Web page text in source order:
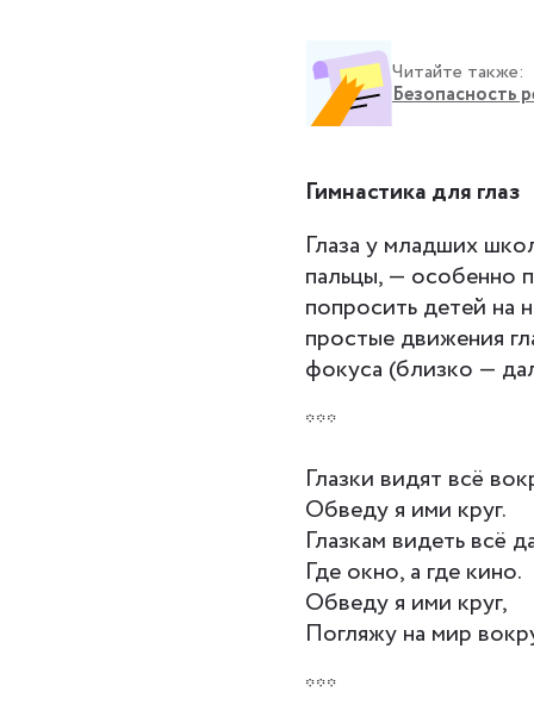
Читайте также:
Безопасность
Гимнастика для глаз
Глаза у младших
пальцы, — особенно
попросить детей на
простые движения
фокуса (близко —
***
Глазки видят всё
Обведу я ими круг.
Глазкам видеть всё
Где окно, а где кино.
Обведу я ими круг,
Погляжу на мир
***